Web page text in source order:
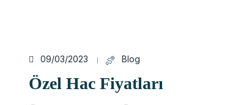
09/03/2023 Blog
Özel Hac Fiyatları